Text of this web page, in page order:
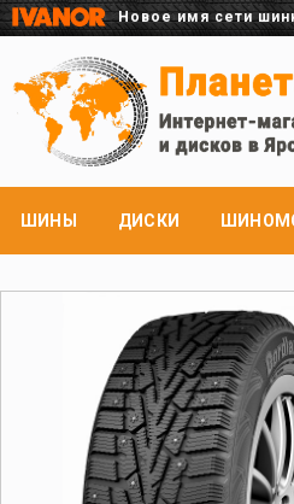
Новое имя сети
ШИНЫ ДИСКИ